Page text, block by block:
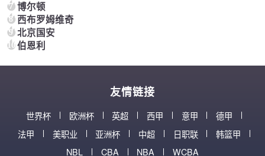
7 博尔顿
8 西布罗姆维奇
9 北京国安
10伯恩利
友情链接
世界杯 欧洲杯 英超 西甲 意甲
德甲
法甲
美职业 亚洲杯 中超 日职联
韩篮甲
NBL
CBA NBA WCBA